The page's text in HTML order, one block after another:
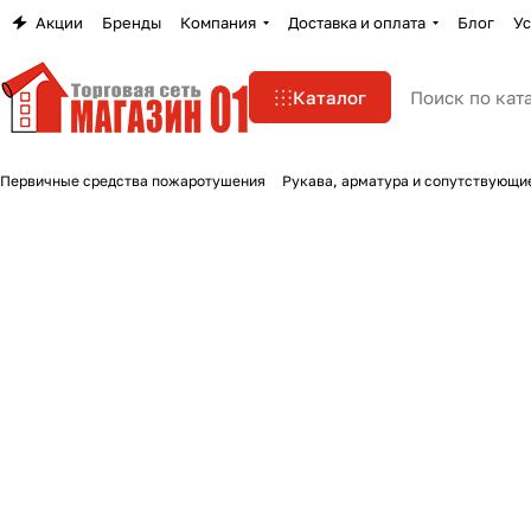
Акции Бренды Компания Доставка и оплата Блог
Каталог
Первичные средства пожаротушения Рукава, арматура и